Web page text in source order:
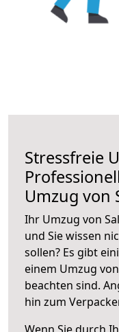
Stressfreie
Umzug von
Ihr Umzug von
und Sie wissen
sollen? Es gibt
einem Umzug
beachten sind.
hin zum